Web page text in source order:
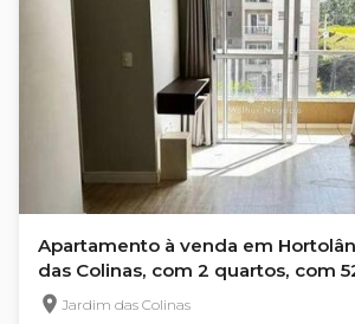
Apartamento à venda em
das Colinas, com 2 quartos, com
Jardim das Colinas